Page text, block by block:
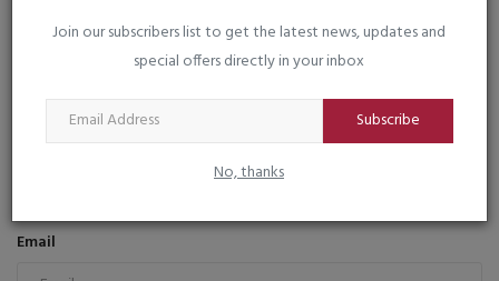
Join our subscribers list to get the latest news, updates and
special offers directly in your inbox
Subscribe
No, thanks
saurashtrabhoomi Dec 26, 2025 0
Name
Email